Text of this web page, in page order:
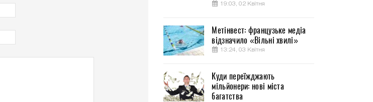
19:03, 02 Квітня
Метінвест: французьке медіа
відзначило «Вільні хвилі»
13:24, 03 Квітня
Куди переїжджають
мільйонери: нові міста
багатства